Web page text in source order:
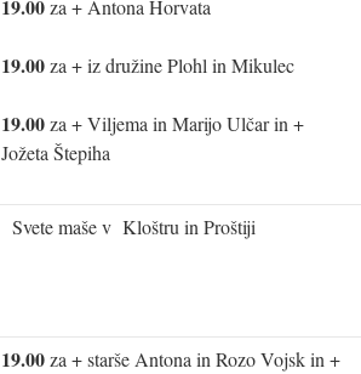
19.00za + Antona Horvata
19.00za + iz družine Plohl in Mikulec
19.00za + Viljema in Marijo Ulčar in +
Jožeta Štepiha
Svete maše v Kloštru in Proštiji
19.00za + starše Antona in Rozo Vojsk in +